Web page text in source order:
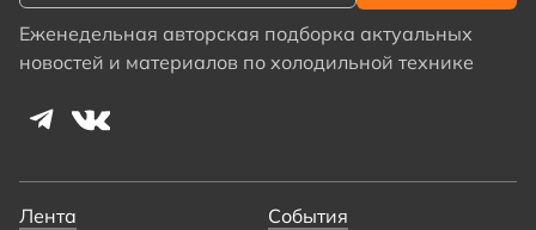
Еженедельная авторская подборка актуальных
новостей и материалов по холодильной технике
Лента События